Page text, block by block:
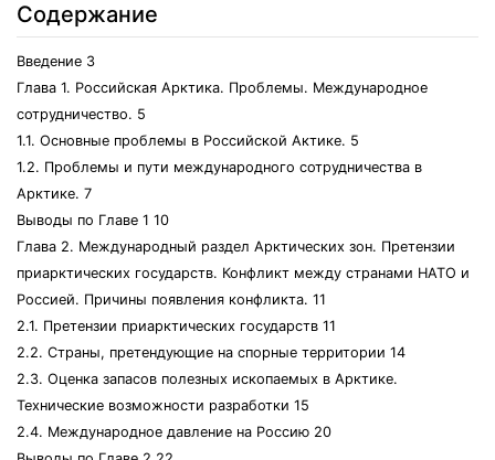
Содержание
Введение 3
Глава 1. Российская Арктика. Проблемы. Международное
сотрудничество. 5
1.1. Основные проблемы в Российской Актике. 5
1.2. Проблемы и пути международного сотрудничества в
Арктике. 7
Выводы по Главе 1 10
Глава 2. Международный раздел Арктических зон. Претензии
приарктических государств. Конфликт между странами НАТО и
Россией. Причины появления конфликта. 11
2.1. Претензии приарктических государств 11
2.2. Страны, претендующие на спорные территории 14
2.3. Оценка запасов полезных ископаемых в Арктике.
Технические возможности разработки 15
2.4. Международное давление на Россию 20